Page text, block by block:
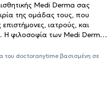
Medi Derma σας
της ομάδας τους, που
ιατρούς, και
Η φιλοσοφία των Medi Derma
ομορφιάς, σε
αναζωογόνησης και
υπόσχονται να
και ψυχική σας ευεξία και
του doctoranytime βασισμένη σε